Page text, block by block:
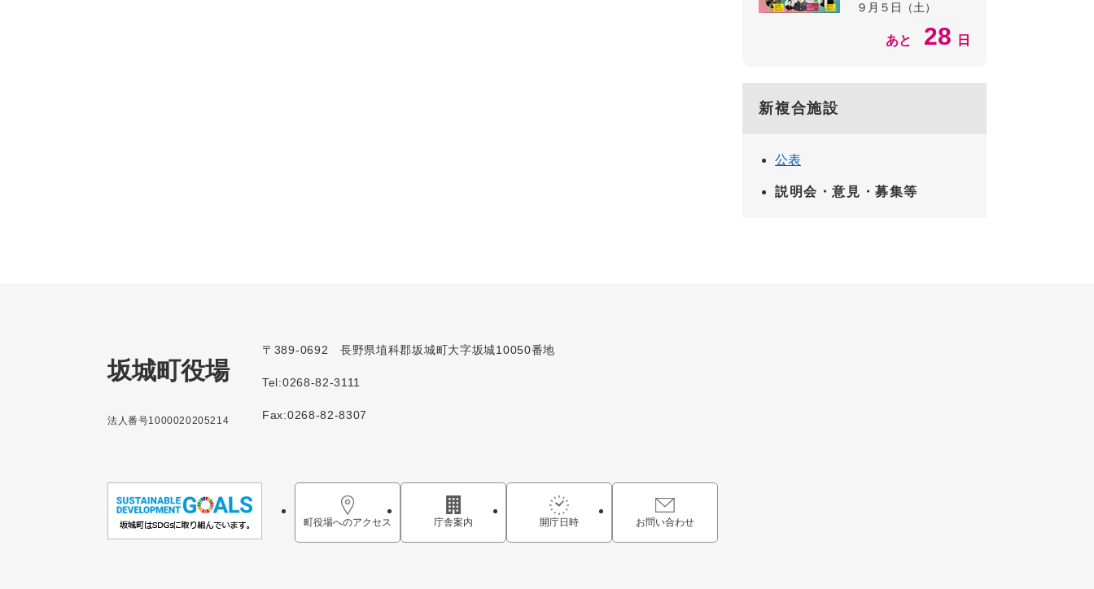
９月５日（土）
あと 28 日
新複合施設
公表
説明会・意見・募集等
坂城町役場
法人番号1000020205214
〒389-0692 長野県埴科郡坂城町大字坂城10050番地
Tel:0268-82-3111
Fax:0268-82-8307
町役場へのアクセス 庁舎案内 開庁日時 お問い合わせ